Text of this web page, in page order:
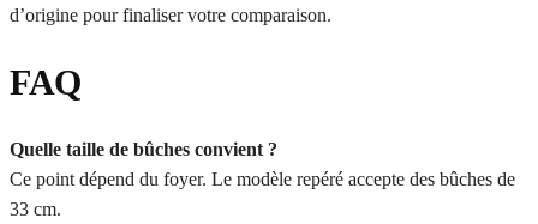
d’origine pour finaliser votre comparaison.
FAQ
Quelle taille de bûches convient ?
Ce point dépend du foyer. Le modèle repéré accepte des bûches de
33 cm.